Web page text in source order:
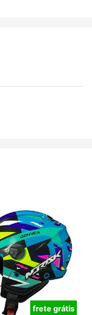
frete grátis